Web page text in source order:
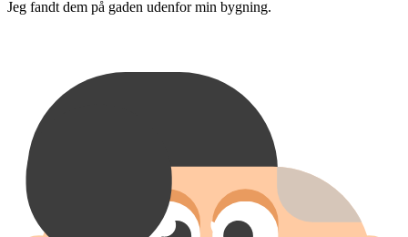
Jeg fandt dem på gaden udenfor min bygning.